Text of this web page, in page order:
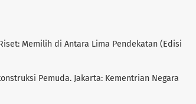
Memilih di Antara Lima Pendekatan (Edisi
Pemuda. Jakarta: Kementrian Negara